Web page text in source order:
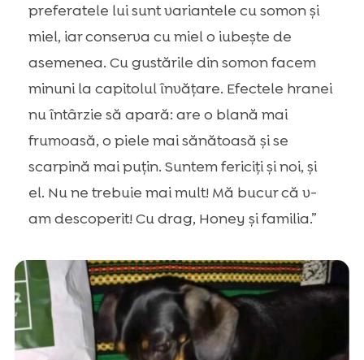
preferatele lui sunt variantele cu somon și
miel, iar conserva cu miel o iubește de
asemenea. Cu gustările din somon facem
minuni la capitolul învățare. Efectele hranei
nu întârzie să apară: are o blană mai
frumoasă, o piele mai sănătoasă și se
scarpină mai puțin. Suntem fericiți și noi, și
el. Nu ne trebuie mai mult! Mă bucur că v-
am descoperit! Cu drag, Honey și familia.”